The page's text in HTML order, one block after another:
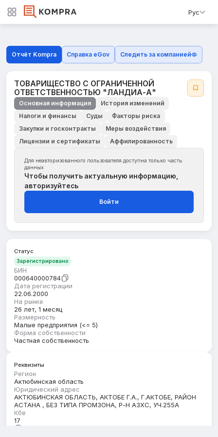
Рус
Отчёт Kompra Справка eGov Следить за компанией
ТОВАРИЩЕСТВО С ОГРАНИЧЕННОЙ
ОТВЕТСТВЕННОСТЬЮ "ЛАНДИА-А"
Основная информация
История изменений
Налоги и финансы
Суды
Факторы риска
Закупки и госконтракты
Меры воздействия
Лицензии и сертификаты
Аффилированность
Для неавторизованного пользователя доступна только часть
данных
Чтобы получить актуальную информацию,
авторизуйтесь
Войти
Статус
Зарегистрировано
БИН
000640000784
Дата регистрации
22.06.2000
На рынке
26 лет, 1 месяц
Размерность
Малые предприятия (<= 5)
Форма собственности
Частная собственность
Реквизиты
Регион
Актюбинская область
Юридический адрес
АКТЮБИНСКАЯ ОБЛАСТЬ, АКТОБЕ Г.А., Г.АКТОБЕ, РАЙОН
АСТАНА , БЕЗ ТИПА ПРОМЗОНА, Р-Н АЗХС, УЧ.255А
Кбе
17